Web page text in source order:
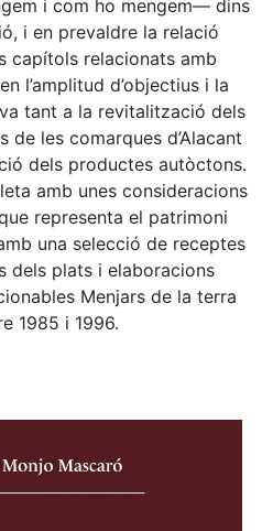
i com ho mengem— dins
i en prevaldre la relació
capítols relacionats amb
l’amplitud d’objectius i la
tant a la revitalització dels
de les comarques d’Alacant
dels productes autòctons.
amb unes consideracions
representa el patrimoni
una selecció de receptes
dels plats i elaboracions
Menjars de la terra
1985 i 1996.